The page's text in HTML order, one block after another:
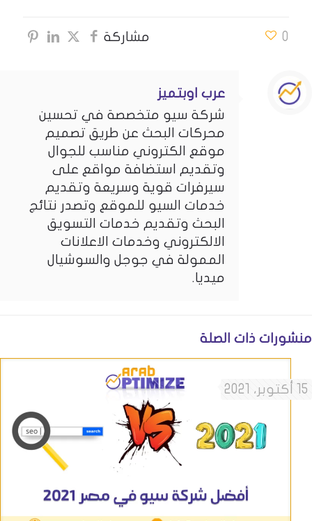
مشاركة 0
عرب اوبتميز
شركة سيو متخصصة في تحسين
محركات البحث عن طريق تصميم
موقع الكتروني مناسب للجوال
وتقديم استضافة مواقع على
سيرفرات قوية وسريعة وتقديم
خدمات السيو للموقع وتصدر نتائج
البحث وتقديم خدمات التسويق
الالكتروني وخدمات الاعلانات
الممولة في جوجل والسوشيال
ميديا.
منشورات ذات الصلة
15 أكتوبر، 2021